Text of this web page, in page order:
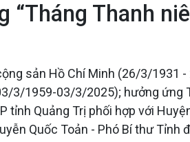
Thanh
sản Hồ Chí Minh (26/3/1931
3/1959-03/3/2025); hưởng ứng
tỉnh Quảng Trị phối hợp với
Quốc Toản - Phó Bí thư Tỉnh